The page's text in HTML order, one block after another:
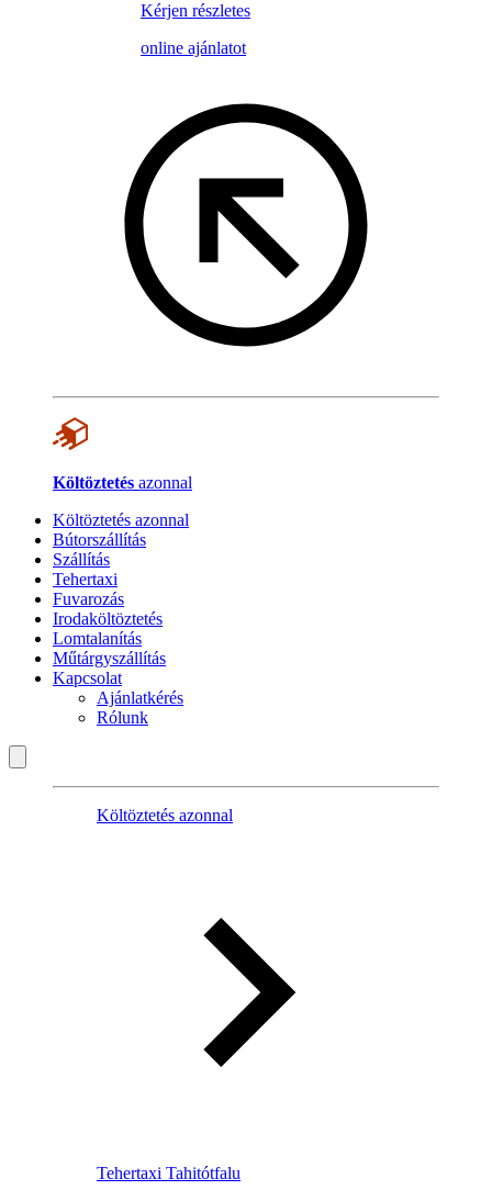
Kérjen részletes
online ajánlatot
Költöztetés azonnal
Költöztetés azonnal
Bútorszállítás
Szállítás
Tehertaxi
Fuvarozás
Irodaköltöztetés
Lomtalanítás
Műtárgyszállítás
Kapcsolat
Ajánlatkérés
Rólunk
Költöztetés azonnal
Tehertaxi Tahitótfalu